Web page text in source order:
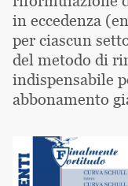
in eccedenza
per ciascun
del metodo di
indispensabile
abbonamento